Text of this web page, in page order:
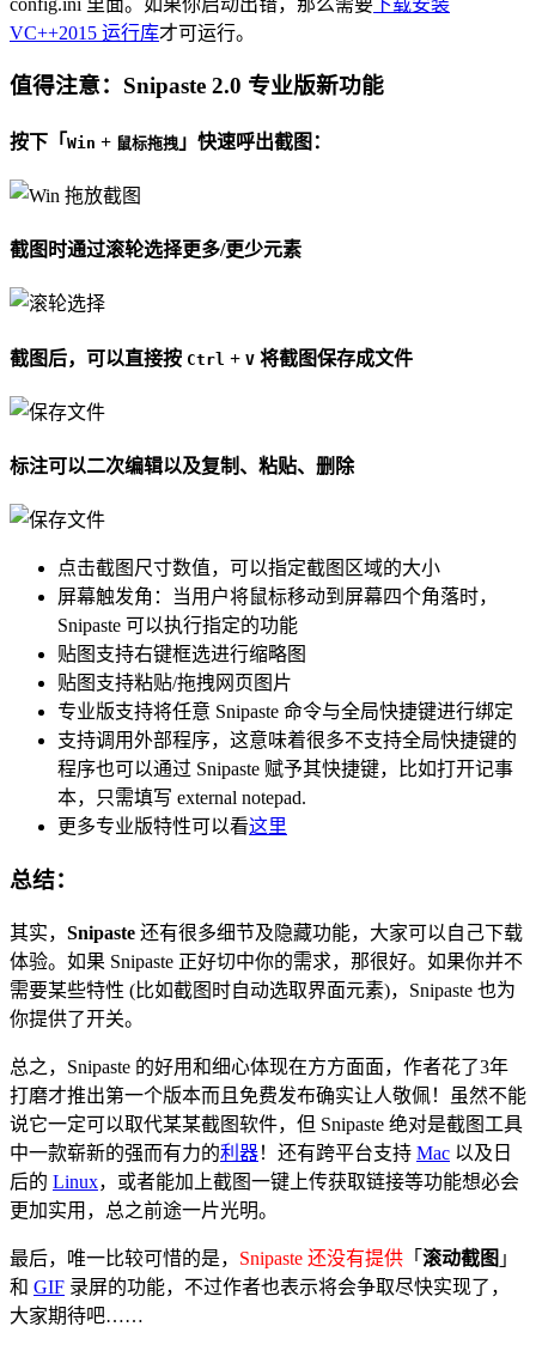
VC++2015 运行库才可运行。
值得注意：Snipaste 2.0 专业版新功能
按下「 Win + 鼠标拖拽 」快速呼出截图：
截图时通过滚轮选择更多/更少元素
截图后，可以直接按 Ctrl + V 将截图保存成文件
标注可以二次编辑以及复制、粘贴、删除
点击截图尺寸数值，可以指定截图区域的大小
屏幕触发角：当用户将鼠标移动到屏幕四个角落时，
Snipaste 可以执行指定的功能
贴图支持右键框选进行缩略图
贴图支持粘贴/拖拽网页图片
专业版支持将任意 Snipaste 命令与全局快捷键进行绑定
支持调用外部程序，这意味着很多不支持全局快捷键的
程序也可以通过 Snipaste 赋予其快捷键，比如打开记事
本，只需填写 external notepad.
更多专业版特性可以看这里
总结：
其实， Snipaste 还有很多细节及隐藏功能，大家可以自己下载
体验。如果 Snipaste 正好切中你的需求，那很好。如果你并不
需要某些特性 (比如截图时自动选取界面元素)，Snipaste 也为
你提供了开关。
总之，Snipaste 的好用和细心体现在方方面面，作者花了3年
打磨才推出第一个版本而且免费发布确实让人敬佩！虽然不能
说它一定可以取代某某截图软件，但 Snipaste 绝对是截图工具
中一款崭新的强而有力的利器！还有跨平台支持 Mac 以及日
后的 Linux，或者能加上截图一键上传获取链接等功能想必会
更加实用，总之前途一片光明。
最后，唯一比较可惜的是， Snipaste 还没有提供 「 滚动截图 」
和 GIF 录屏的功能，不过作者也表示将会争取尽快实现了，
大家期待吧……